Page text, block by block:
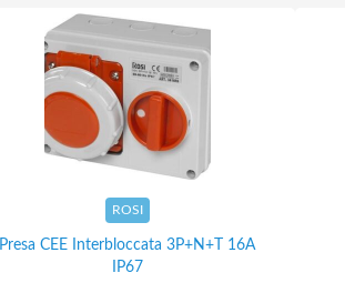
ROSI
Presa CEE Interbloccata 3P+N+T 16A
IP67